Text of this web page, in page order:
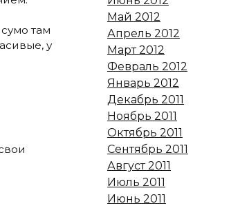
там
у
Май 2012
Апрель 2012
Март 2012
Февраль 2012
Январь 2012
Декабрь 2011
Ноябрь 2011
Октябрь 2011
Сентябрь 2011
Август 2011
Июль 2011
Июнь 2011